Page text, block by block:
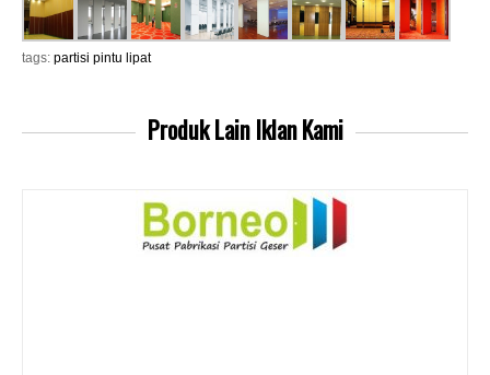
tags: partisi pintu lipat
Produk LainIklan Kami